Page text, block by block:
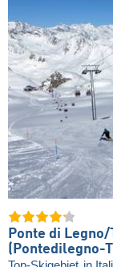
Ponte di
(Pontedilegno-